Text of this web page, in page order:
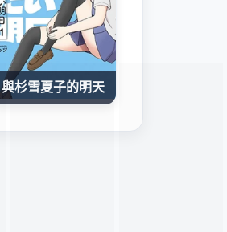
與杉雪夏子的明天